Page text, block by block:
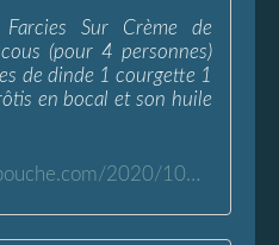
Sur Crème de
(pour 4 personnes)
de dinde 1 courgette 1
en bocal et son huile
http://www.l-eaualabouche.com/2020/10/escalopes-de-dinde-farcies-sur-creme-de-courgette-et-couscous.html